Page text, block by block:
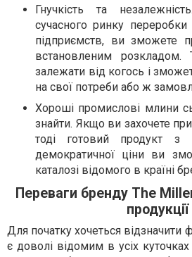
Гнучкість та
сучасного ринку переробки
підприємств, ви зможете
встановленим
залежати від когось і
на свої потреби або ж
Хороші промислові млини
знайти. Якщо ви захочете
тоді готовий продукт з
демократичної ціни ви
каталозі відомого в країні
Переваги бренду The
продукції
Для початку хочеться відзначити
є доволі відомим в усіх